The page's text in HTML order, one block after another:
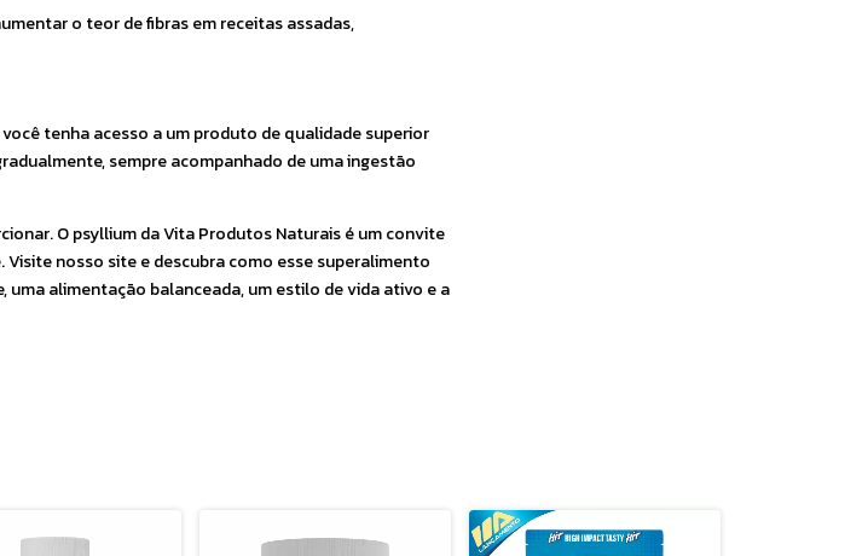
o teor de fibras em receitas assadas,
tenha acesso a um produto de qualidade superior
sempre acompanhado de uma ingestão
O psyllium da Vita Produtos Naturais é um convite
nosso site e descubra como esse superalimento
alimentação balanceada, um estilo de vida ativo e a